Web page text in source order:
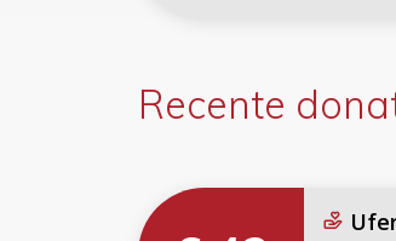
Recente